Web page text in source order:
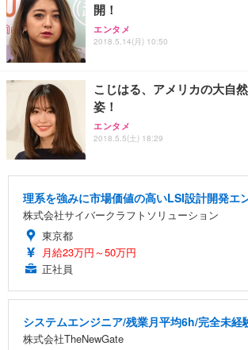
開！
エンタメ
2018.5.14(月) 10:50
こじはる、アメリカの大自
姿！
エンタメ
2018.5.5(土) 18:29
理系を強みに市場価値の高いLSI設計開発エ
株式会社サイバークラフトソリューション
東京都
月給23万円～50万円
正社員
システムエンジニア/残業月平均6h/完全未経
株式会社TheNewGate